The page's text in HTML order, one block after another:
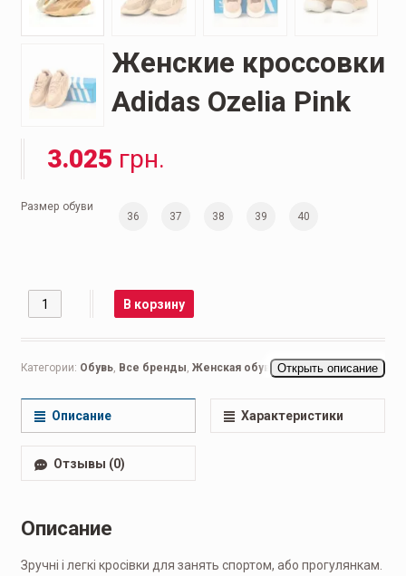
Женские кроссовки
Adidas Ozelia Pink
3.025 грн.
Размер обуви
36 37 38 39 40
Количество В корзину
Категории: Обувь, Все бренды, Женская обувь ,Беговые женские ,
Открыть описание
Описание Характеристики
Отзывы (0)
Описание
Зручні і легкі кросівки для занять спортом, або прогулянкам.